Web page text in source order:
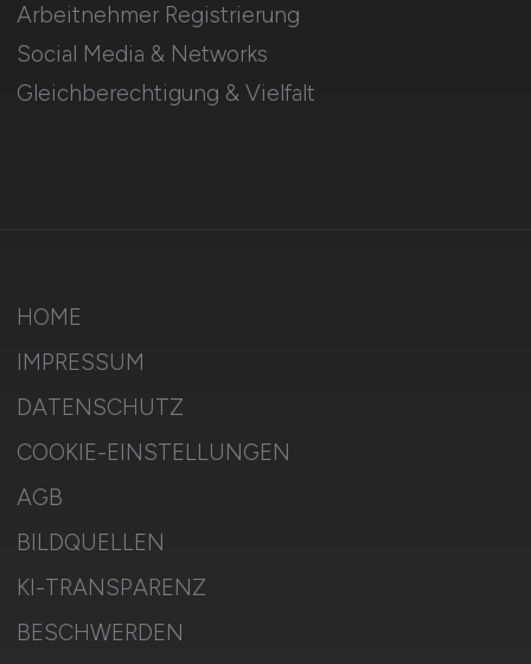
Arbeitnehmer Registrierung
Social Media & Networks
Gleichberechtigung & Vielfalt
HOME
IMPRESSUM
DATENSCHUTZ
COOKIE-EINSTELLUNGEN
AGB
BILDQUELLEN
KI-TRANSPARENZ
BESCHWERDEN